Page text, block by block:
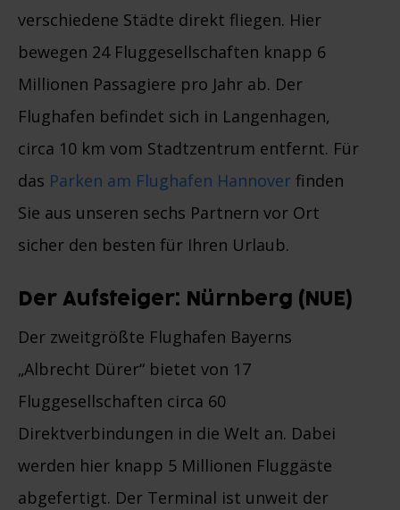
verschiedene Städte direkt fliegen. Hier
bewegen 24 Fluggesellschaften knapp 6
Millionen Passagiere pro Jahr ab. Der
Flughafen befindet sich in Langenhagen,
circa 10 km vom Stadtzentrum entfernt. Für
das Parken am Flughafen Hannover finden
Sie aus unseren sechs Partnern vor Ort
sicher den besten für Ihren Urlaub.
Der Aufsteiger: Nürnberg (NUE)
Der zweitgrößte Flughafen Bayerns
„Albrecht Dürer“ bietet von 17
Fluggesellschaften circa 60
Direktverbindungen in die Welt an. Dabei
werden hier knapp 5 Millionen Fluggäste
abgefertigt. Der Terminal ist unweit der